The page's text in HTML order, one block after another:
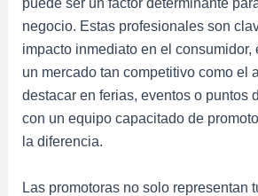
puede ser un factor determinante
negocio. Estas profesionales son
impacto inmediato en el consumidor,
un mercado tan competitivo como el
destacar en ferias, eventos o puntos
con un equipo capacitado de
la diferencia.
Las promotoras no solo representan